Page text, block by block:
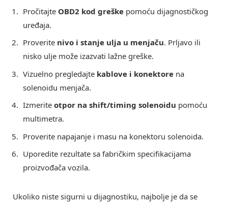
Pročitajte OBD2 kod greške pomoću dijagnostičkog
uređaja.
Proverite nivo i stanje ulja u menjaču. Prljavo ili
nisko ulje može izazvati lažne greške.
Vizuelno pregledajte kablove i konektore na
solenoidu menjača.
Izmerite otpor na shift/timing solenoidu pomoću
multimetra.
Proverite napajanje i masu na konektoru solenoida.
Uporedite rezultate sa fabričkim specifikacijama
proizvođača vozila.
Ukoliko niste sigurni u dijagnostiku, najbolje je da se